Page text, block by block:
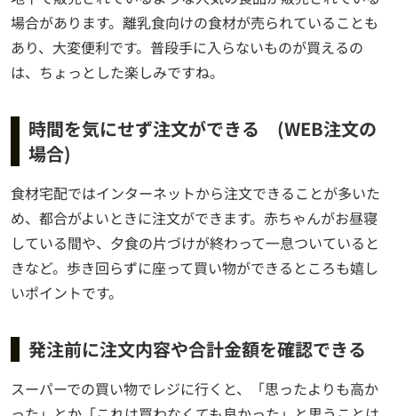
場合があります。離乳食向けの食材が売られていることも
あり、大変便利です。普段手に入らないものが買えるの
は、ちょっとした楽しみですね。
時間を気にせず注文ができる (WEB注文の
場合)
食材宅配ではインターネットから注文できることが多いた
め、都合がよいときに注文ができます。赤ちゃんがお昼寝
している間や、夕食の片づけが終わって一息ついていると
きなど。歩き回らずに座って買い物ができるところも嬉し
いポイントです。
発注前に注文内容や合計金額を確認できる
スーパーでの買い物でレジに行くと、「思ったよりも高か